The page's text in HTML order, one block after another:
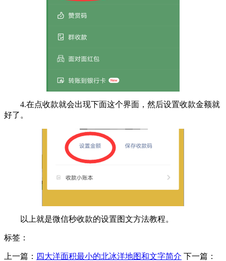
4.在点收款就会出现下面这个界面，然后设置收款金额就
好了。
以上就是微信秒收款的设置图文方法教程。
标签：
上一篇： ​四大洋面积最小的北冰洋地图和文字简介 下一篇：